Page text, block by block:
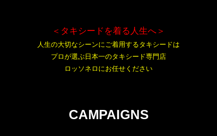
＜タキシードを着る人生へ＞
人生の大切なシーンにご着用するタキシードは
プロが選ぶ日本一のタキシード専門店
ロッソネロにお任せください
CAMPAIGNS